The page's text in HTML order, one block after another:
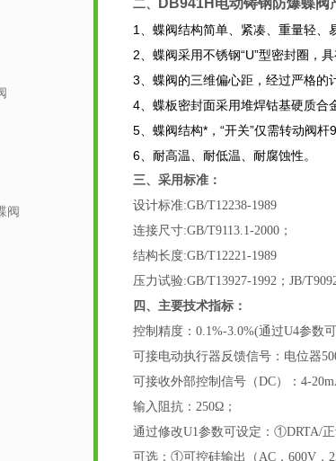
阀
二、
DB941H电动铸钢防爆蝶阀
1、蝶阀结构简单、紧凑、重量轻、
2、蝶阀采用不锈钢“U”型密封圈，
3、蝶阀的三维偏心距，经过严格的
4、蝶板密封面采用堆焊钴基硬质合
5、蝶阀结构*，“开关”仅需转动阀
6、耐高温、耐低温、耐腐蚀性。
三、采用标准：
设计标准:GB/T12238-1989
连接尺寸:GB/T9113.1-2000；
结构长度:GB/T12221-1989
压力试验:GB/T13927-1992；JB/
四、主要技术指标：
控制精度：0.1%-3.0%(通过U4参数
可接电动执行器反馈信号：电位器
可接收外部控制信号（DC）：4-
输入阻抗：250Ω；
通过修改U1参数可设定：①DRTA/
可选：①可控硅输出（AC，600V，